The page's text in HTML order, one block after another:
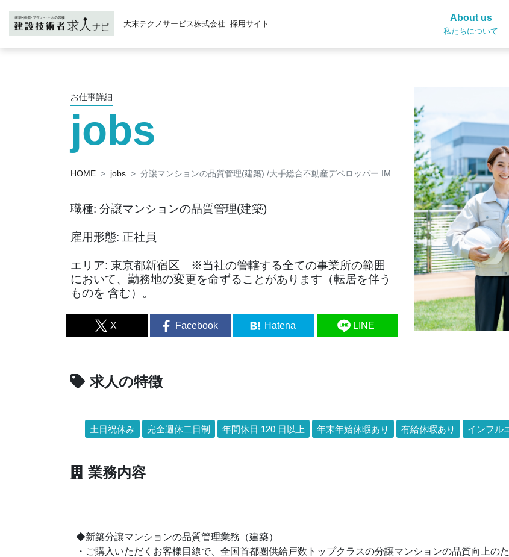
大末テクノサービス株式会社 採用サイト
About us
私たちについて
お仕事詳細
jobs
HOME jobs 分譲マンションの品質管理(建築) /大手総合不動産デベロッパー IM
職種: 分譲マンションの品質管理(建築)
雇用形態: 正社員
エリア: 東京都新宿区 ※当社の管轄する全ての事業所の範囲
において、勤務地の変更を命ずることがあります（転居を伴う
ものを 含む）。
X Facebook Hatena LINE
求人の特徴
土日祝休み 完全週休二日制 年間休日 120 日以上 年末年始休暇あり 有給休暇あり インフル
業務内容
◆新築分譲マンションの品質管理業務（建築）
・ご購入いただくお客様目線で、全国首都圏供給戸数トップクラスの分譲マンションの品質向上の